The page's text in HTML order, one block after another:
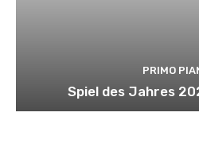
PRIMO
Spiel des Jahres